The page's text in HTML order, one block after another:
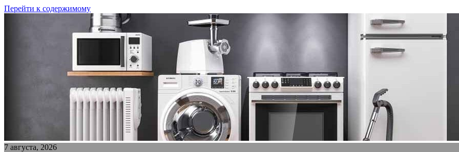
Перейти к содержимому
7 августа, 2026